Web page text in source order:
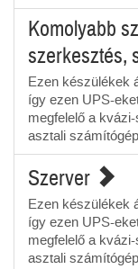
Komolyabb
szerkesztés,
Ezen készülékek
így ezen UPS-
megfelelő a
asztali
Szerver
Ezen készülékek
így ezen UPS-
megfelelő a
asztali